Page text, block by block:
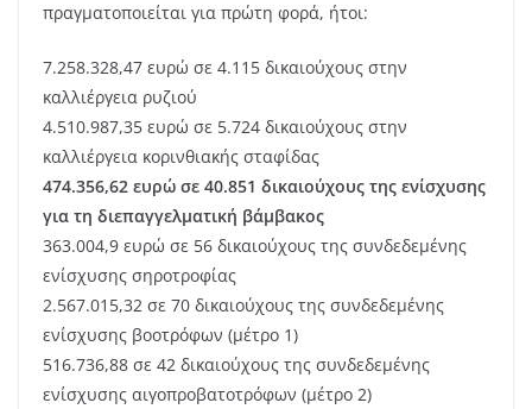
πραγματοποιείται για πρώτη φορά, ήτοι:
7.258.328,47 ευρώ σε 4.115 δικαιούχους στην
καλλιέργεια ρυζιού
4.510.987,35 ευρώ σε 5.724 δικαιούχους στην
καλλιέργεια κορινθιακής σταφίδας
474.356,62 ευρώ σε 40.851 δικαιούχους της ενίσχυσης
για τη διεπαγγελματική βάμβακος
363.004,9 ευρώ σε 56 δικαιούχους της συνδεδεμένης
ενίσχυσης σηροτροφίας
2.567.015,32 σε 70 δικαιούχους της συνδεδεμένης
ενίσχυσης βοοτρόφων (μέτρο 1)
516.736,88 σε 42 δικαιούχους της συνδεδεμένης
ενίσχυσης αιγοπροβατοτρόφων (μέτρο 2)